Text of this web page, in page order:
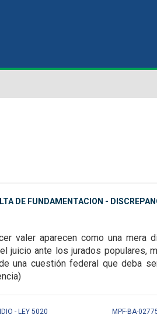
DE FUNDAMENTACION -
valer aparecen como una mera
juicio ante los jurados populares,
una cuestión federal que deba
- LEY 5020
MPF-BA-